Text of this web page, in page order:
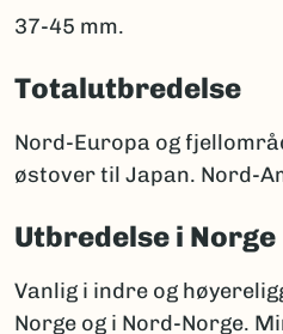
37-45 mm.
Totalutbredelse
Nord-Europa og
østover til Japan. Nord-
Utbredelse i Norge
Vanlig i indre og
Norge og i Nord-Norge.